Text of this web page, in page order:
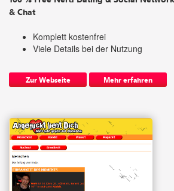
& Chat
Komplett kostenfrei
Viele Details bei der Nutzung
Zur Webseite Mehr erfahren